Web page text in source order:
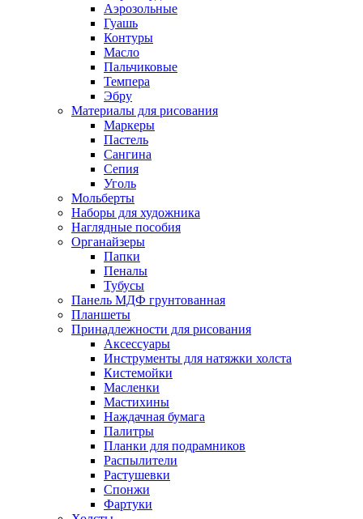
Аэрозольные
Гуашь
Контуры
Масло
Пальчиковые
Темпера
Эбру
Материалы для рисования
Маркеры
Пастель
Сангина
Сепия
Уголь
Мольберты
Наборы для художника
Наглядные пособия
Органайзеры
Папки
Пеналы
Тубусы
Панель МДФ грунтованная
Планшеты
Принадлежности для рисования
Аксессуары
Инструменты для натяжки холста
Кистемойки
Масленки
Мастихины
Наждачная бумага
Палитры
Планки для подрамников
Распылители
Растушевки
Спонжи
Фартуки